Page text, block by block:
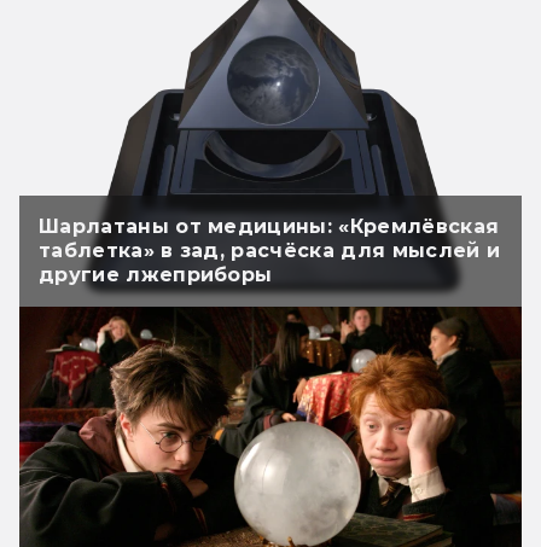
Шарлатаны от медицины: «Кремлёвская
таблетка» в зад, расчёска для мыслей и
другие лжеприборы